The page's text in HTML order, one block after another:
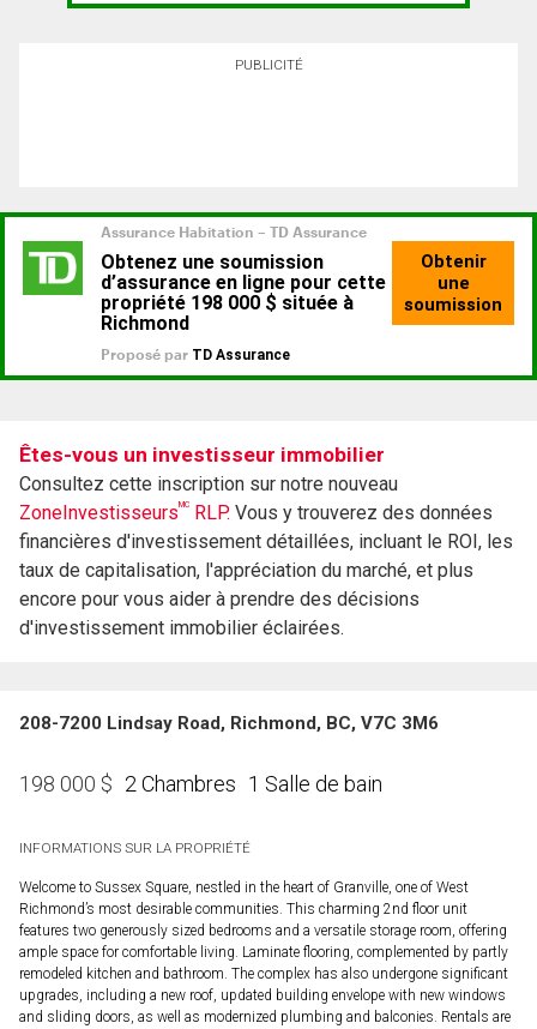
PUBLICITÉ
Êtes-vous un investisseur immobilier
Consultez cette inscription sur notre nouveau
ZoneInvestisseursMC RLP. Vous y trouverez des données
financières d'investissement détaillées, incluant le ROI, les
taux de capitalisation, l'appréciation du marché, et plus
encore pour vous aider à prendre des décisions
d'investissement immobilier éclairées.
208-7200 Lindsay Road, Richmond, BC, V7C 3M6
198 000 $ 2 Chambres 1 Salle de bain
INFORMATIONS SUR LA PROPRIÉTÉ
Welcome to Sussex Square, nestled in the heart of Granville, one of West
Richmond’s most desirable communities. This charming 2nd floor unit
features two generously sized bedrooms and a versatile storage room, offering
ample space for comfortable living. Laminate flooring, complemented by partly
remodeled kitchen and bathroom. The complex has also undergone significant
upgrades, including a new roof, updated building envelope with new windows
and sliding doors, as well as modernized plumbing and balconies. Rentals are